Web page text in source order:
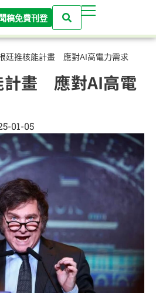
稿免費刊登
廷推核能計畫 應對AI高電力需求
計畫 應對AI高電
01-05